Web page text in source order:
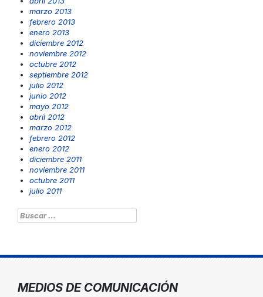
marzo 2013
febrero 2013
enero 2013
diciembre 2012
noviembre 2012
octubre 2012
septiembre 2012
julio 2012
junio 2012
mayo 2012
abril 2012
marzo 2012
febrero 2012
enero 2012
diciembre 2011
noviembre 2011
octubre 2011
julio 2011
Buscar:
MEDIOS DE COMUNICACIÓN